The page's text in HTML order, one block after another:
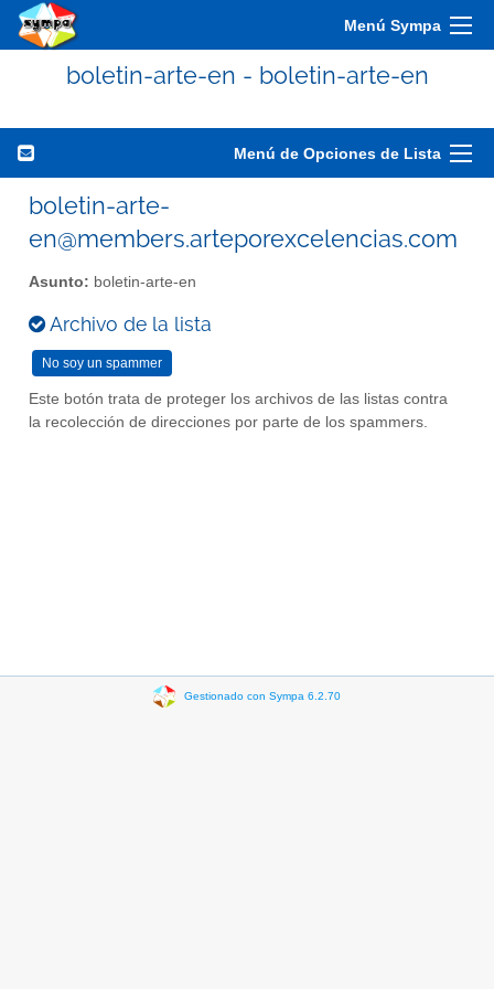
Menú Sympa
boletin-arte-en - boletin-arte-en
Menú de Opciones de Lista
boletin-arte-
en@members.arteporexcelencias.com
Asunto: boletin-arte-en
Archivo de la lista
Este botón trata de proteger los archivos de las listas contra
la recolección de direcciones por parte de los spammers.
Gestionado con Sympa 6.2.70